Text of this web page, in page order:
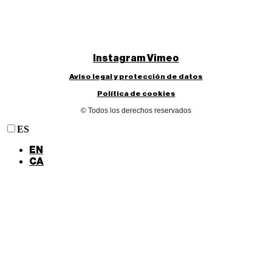
InstagramVimeo
Aviso legal y protección de datos
Política de cookies
© Todos los derechos reservados
ES
EN
CA